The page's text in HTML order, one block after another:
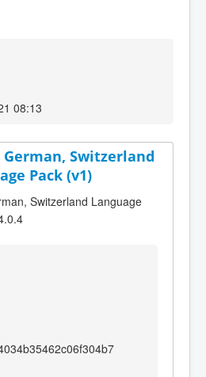
08:13
German, Switzerland
Pack (v1)
Switzerland Language